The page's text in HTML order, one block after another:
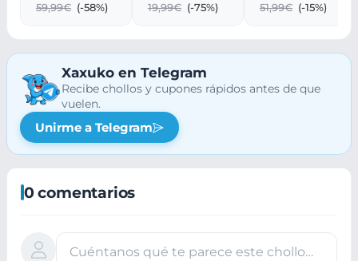
59,99€ (-58%) 19,99€ (-75%) 51,99€ (-15%)
Xaxuko en Telegram
Recibe chollos y cupones rápidos antes de que
vuelen.
Unirme a Telegram
0 comentarios
Cuéntanos qué te parece este chollo…